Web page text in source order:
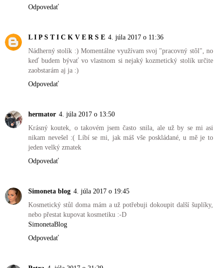
Odpovedať
L I P S T I C K V E R S E 4. júla 2017 o 11:36
Nádherný stolík :) Momentálne využívam svoj "pracovný stôl", no
keď budem bývať vo vlastnom si nejaký kozmetický stolík určite
zaobstarám aj ja :)
Odpovedať
hermator 4. júla 2017 o 13:50
Krásný koutek, o takovém jsem často snila, ale už by se mi asi
nikam nevešel :( Líbí se mi, jak máš vše poskládané, u mě je to
jeden velký zmatek
Odpovedať
Simoneta blog 4. júla 2017 o 19:45
Kosmetický stůl doma mám a už potřebuji dokoupit další šuplíky,
nebo přestat kupovat kosmetiku :-D
SimonetaBlog
Odpovedať